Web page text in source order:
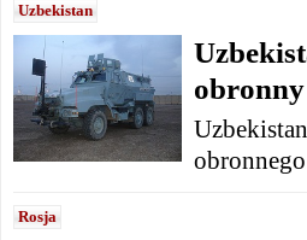
Uzbekistan
obronny
Rosja